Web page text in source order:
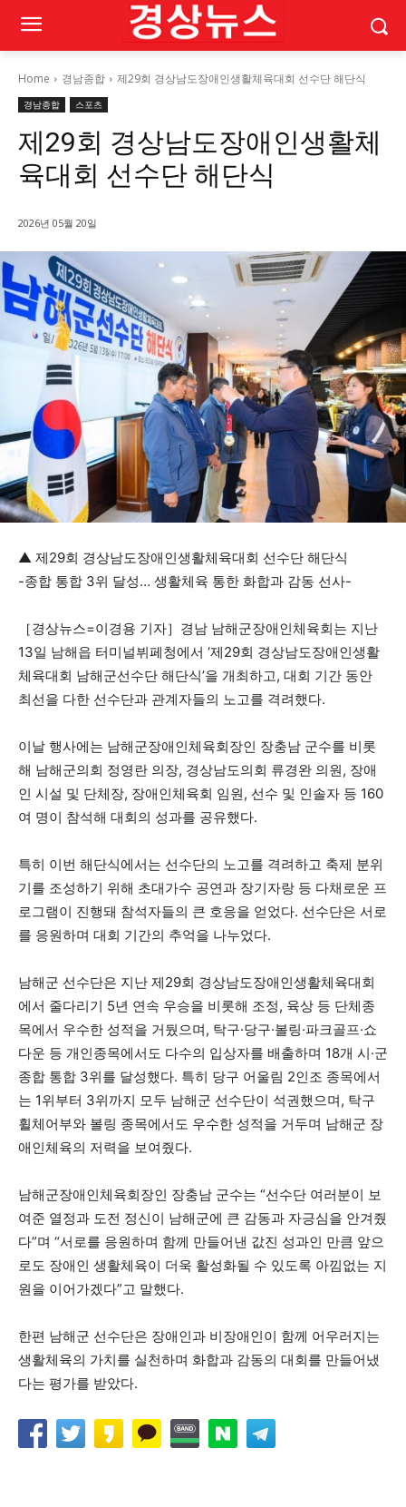
Home 경남종합 제29회 경상남도장애인생활체육대회 선수단 해단식
경남종합 스포츠
제29회 경상남도장애인생활체
육대회 선수단 해단식
2026년 05월 20일
▲ 제29회 경상남도장애인생활체육대회 선수단 해단식
-종합 통합 3위 달성… 생활체육 통한 화합과 감동 선사-
［경상뉴스=이경용 기자］경남 남해군장애인체육회는 지난
13일 남해읍 터미널뷔페청에서 ‘제29회 경상남도장애인생활
체육대회 남해군선수단 해단식’을 개최하고, 대회 기간 동안
최선을 다한 선수단과 관계자들의 노고를 격려했다.
이날 행사에는 남해군장애인체육회장인 장충남 군수를 비롯
해 남해군의회 정영란 의장, 경상남도의회 류경완 의원, 장애
인 시설 및 단체장, 장애인체육회 임원, 선수 및 인솔자 등 160
여 명이 참석해 대회의 성과를 공유했다.
특히 이번 해단식에서는 선수단의 노고를 격려하고 축제 분위
기를 조성하기 위해 초대가수 공연과 장기자랑 등 다채로운 프
로그램이 진행돼 참석자들의 큰 호응을 얻었다. 선수단은 서로
를 응원하며 대회 기간의 추억을 나누었다.
남해군 선수단은 지난 제29회 경상남도장애인생활체육대회
에서 줄다리기 5년 연속 우승을 비롯해 조정, 육상 등 단체종
목에서 우수한 성적을 거뒀으며, 탁구·당구·볼링·파크골프·쇼
다운 등 개인종목에서도 다수의 입상자를 배출하며 18개 시·군
종합 통합 3위를 달성했다. 특히 당구 어울림 2인조 종목에서
는 1위부터 3위까지 모두 남해군 선수단이 석권했으며, 탁구
휠체어부와 볼링 종목에서도 우수한 성적을 거두며 남해군 장
애인체육의 저력을 보여줬다.
남해군장애인체육회장인 장충남 군수는 “선수단 여러분이 보
여준 열정과 도전 정신이 남해군에 큰 감동과 자긍심을 안겨줬
다”며 “서로를 응원하며 함께 만들어낸 값진 성과인 만큼 앞으
로도 장애인 생활체육이 더욱 활성화될 수 있도록 아낌없는 지
원을 이어가겠다”고 말했다.
한편 남해군 선수단은 장애인과 비장애인이 함께 어우러지는
생활체육의 가치를 실천하며 화합과 감동의 대회를 만들어냈
다는 평가를 받았다.